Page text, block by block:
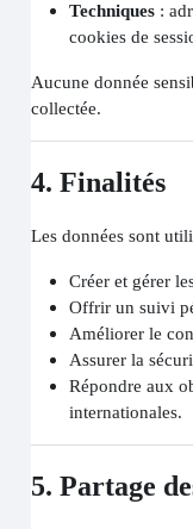
Techniques :
cookies de
Aucune donnée
collectée.
4. Finalités
Les données sont
Créer et gérer
Offrir un suivi
Améliorer le
Assurer la
Répondre aux
internationales.
5. Partage